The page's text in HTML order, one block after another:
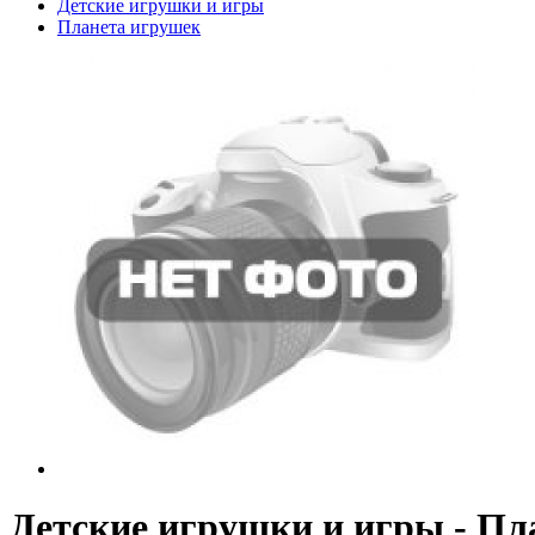
Детские игрушки и игры
Планета игрушек